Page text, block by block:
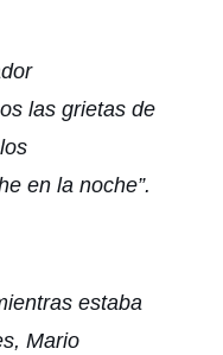
las grietas de
en la noche”.
estaba
Mario